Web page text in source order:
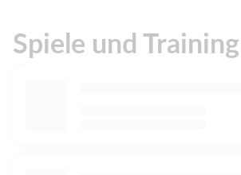
Spiele und Training